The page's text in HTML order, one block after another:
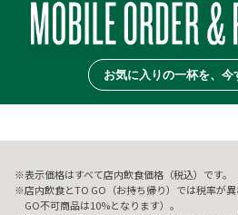
お気に入りの一杯を、今
表示価格はすべて店内飲食価格（税込）です。
店内飲食とTO GO（お持ち帰り）では税率が
GO不可商品は10%となります）。